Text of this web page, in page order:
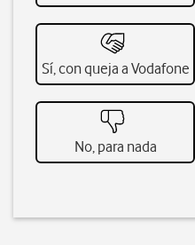
Sí, con queja a Vodafone
No, para nada